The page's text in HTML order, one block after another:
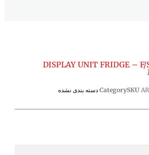
DISPLAY UNIT FRIDGE –
SKU
Category دسته بندی نشده